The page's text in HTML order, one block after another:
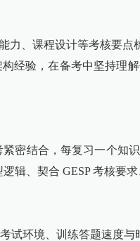
力、课程设计等考核要
经验，在备考中坚持理
密结合，每复习一个
辑、契合 GESP 考核要
试环境、训练答题速度